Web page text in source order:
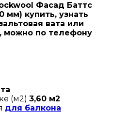
Фасад Баттс
мм) купить, узнать
вата или
можно по телефону
(м2) 3,60 м2
для балкона